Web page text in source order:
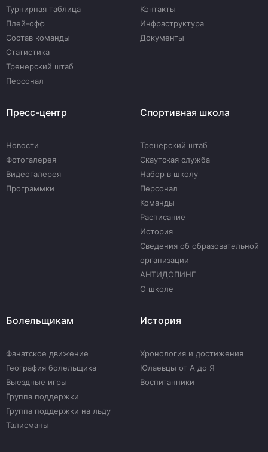
Турнирная таблица
Плей-офф
Состав команды
Статистика
Тренерский штаб
Персонал
Контакты
Инфраструктура
Документы
Пресс-центр
Новости
Фотогалерея
Видеогалерея
Программки
Спортивная школа
Тренерский штаб
Скаутская служба
Набор в школу
Персонал
Команды
Расписание
История
Сведения об образовательной
организации
АНТИДОПИНГ
О школе
Болельщикам
Фанатское движение
География болельщика
Выездные игры
Группа поддержки
Группа поддержки на льду
Талисманы
История
Хронология и достижения
Юлаевцы от А до Я
Воспитанники